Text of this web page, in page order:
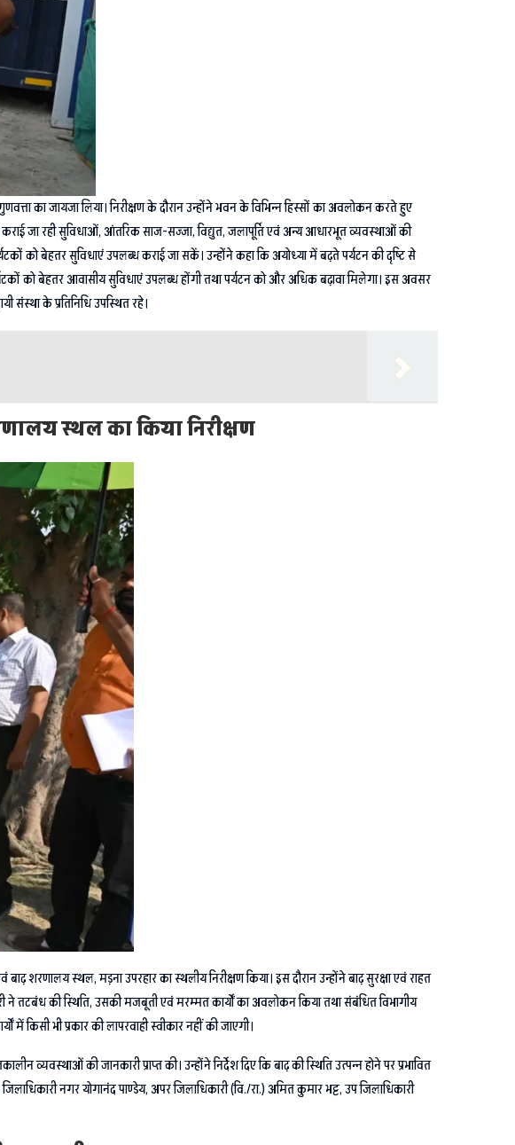
का जायजा लिया। निरीक्षण के दौरान उन्होंने भवन के विभिन्न हिस्सों का अवलोकन करते हुए
कराई जा रही सुविधाओं, आंतरिक साज-सज्जा, विद्युत, जलापूर्ति एवं अन्य आधारभूत व्यवस्थाओं की
को बेहतर सुविधाएं उपलब्ध कराई जा सकें। उन्होंने कहा कि अयोध्या में बढ़ते पर्यटन की दृष्टि से
को बेहतर आवासीय सुविधाएं उपलब्ध होंगी तथा पर्यटन को और अधिक बढ़ावा मिलेगा। इस अवसर
संस्था के प्रतिनिधि उपस्थित रहे।
स्थल का किया निरीक्षण
शरणालय स्थल, मड़ना उपरहार का स्थलीय निरीक्षण किया। इस दौरान उन्होंने बाढ़ सुरक्षा एवं राहत
ने तटबंध की स्थिति, उसकी मजबूती एवं मरम्मत कार्यों का अवलोकन किया तथा संबंधित विभागीय
में किसी भी प्रकार की लापरवाही स्वीकार नहीं की जाएगी।
की जानकारी प्राप्त की। उन्होंने निर्देश दिए कि बाढ़ की स्थिति उत्पन्न होने पर प्रभावित
नगर योगानंद पाण्डेय, अपर जिलाधिकारी (वि./रा.) अमित कुमार भट्ट, उप जिलाधिकारी